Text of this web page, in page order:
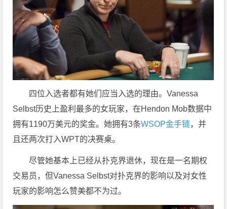
四位入选者都有她们应当入选的理由。Vanessa
Selbst历史上盈利最多的女玩家，在Hendon Mob数据中
拥有1190万美元的奖金。她拥有3条WSOP金手链，并
且还两次打入WPT的决赛桌。
尽管她基本上已经从扑克界退休，现在是一名期权
交易员，但Vanessa Selbst对扑克界的影响以及对女性
玩家的影响怎么赞美都不为过。